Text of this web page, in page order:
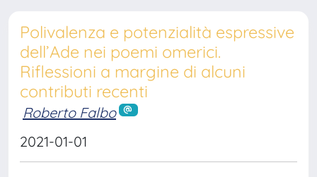
Polivalenza e potenzialità espressive
dell’Ade nei poemi omerici.
Riflessioni a margine di alcuni
contributi recenti
Roberto Falbo
2021-01-01